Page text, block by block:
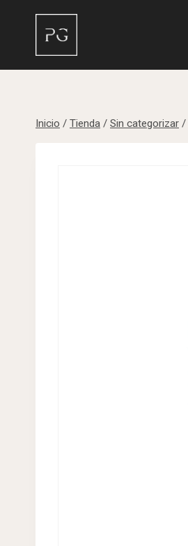
contenido
Inicio / Tienda / Sin categorizar /